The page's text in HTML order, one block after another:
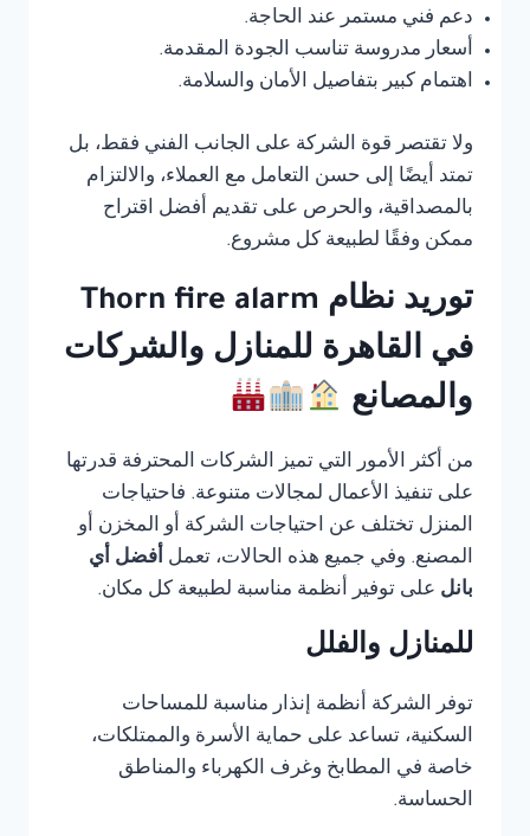
دعم فني مستمر عند الحاجة.
أسعار مدروسة تناسب الجودة المقدمة.
اهتمام كبير بتفاصيل الأمان والسلامة.
ولا تقتصر قوة الشركة على الجانب الفني فقط، بل
تمتد أيضًا إلى حسن التعامل مع العملاء، والالتزام
بالمصداقية، والحرص على تقديم أفضل اقتراح
ممكن وفقًا لطبيعة كل مشروع.
توريد نظام Thorn fire alarm
في القاهرة للمنازل والشركات
والمصانع
من أكثر الأمور التي تميز الشركات المحترفة قدرتها
على تنفيذ الأعمال لمجالات متنوعة. فاحتياجات
المنزل تختلف عن احتياجات الشركة أو المخزن أو
المصنع. وفي جميع هذه الحالات، تعمل أفضل أي
بانل على توفير أنظمة مناسبة لطبيعة كل مكان.
للمنازل والفلل
توفر الشركة أنظمة إنذار مناسبة للمساحات
السكنية، تساعد على حماية الأسرة والممتلكات،
خاصة في المطابخ وغرف الكهرباء والمناطق
الحساسة.